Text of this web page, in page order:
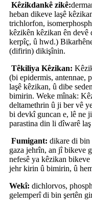
Kêzikdankê zikê:
heban dikeve laşê
trichlorfon,
kêzikên kêzikan ên
kerpîç, û hwd.)
(difirin) dikişînin.
Têkiliya Kêzikan:
(bi epidermis, antennae,
laşê kêzikan, û dibe
bimirin. Weke mînak:
deltamethrin û ji ber vê
bi devkî guncan e, lê ne
parastina din li dîwarê
Fumigant: dikare di bin
gaza jehrîn, an jî bikeve
nefesê ya kêzikan
jehr kirin û bimirin, û
Wekî: dichlorvos,
gelemperî di bin şertên